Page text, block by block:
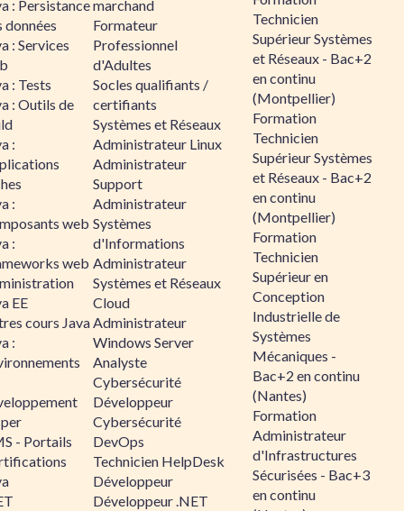
: Persistance
données
: Services
: Tests
: Outils de
:
:
web
:
web
EE
cours Java
:
- Portails
marchand
Formateur
Professionnel
d'Adultes
Socles qualifiants /
certifiants
Systèmes et Réseaux
Administrateur Linux
Administrateur
Support
Administrateur
Systèmes
d'Informations
Administrateur
Systèmes et Réseaux
Cloud
Administrateur
Windows Server
Analyste
Cybersécurité
Développeur
Cybersécurité
DevOps
Technicien HelpDesk
Développeur
Développeur .NET
Technicien
Supérieur Systèmes
et Réseaux - Bac+2
en continu
(Montpellier)
Formation
Technicien
Supérieur Systèmes
et Réseaux - Bac+2
en continu
(Montpellier)
Formation
Technicien
Supérieur en
Conception
Industrielle de
Systèmes
Mécaniques -
Bac+2 en continu
(Nantes)
Formation
Administrateur
d'Infrastructures
Sécurisées - Bac+3
en continu